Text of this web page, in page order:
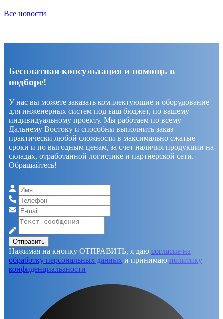
Все новости
Бесплатная консультация и помощь в
подборе!
У нас вы можете заказать комплектующие и оборудование
для инженерных систем под ваш бюджет, по вашему
индивидуальному проекту. Мы работаем по всему
Дальнему Востоку и способны выполнить заказ
практически любой сложности в максимально сжатые
сроки и по выгодным ценам, за счет наличия продукции на
складах, отработанной логистике и партнерской сети.
Обращайтесь!
Отправить
Нажимая на кнопку ОТПРАВИТЬ, я даю согласие на
обработку персональных данных и принимаю политику
конфиденциальаности